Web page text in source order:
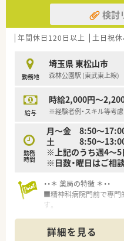
検討
年間休日120日以上 土日祝
勤務地
埼玉県 東松山市
森林公園駅 (東武東上線)
給与
時給2,000円～
※経験者例・スキル等考慮
勤務
時間
月～金 8:50～17:00
土 8:50～13:00（
※上記のうち週4～5
※日数・曜日はご相
・・＊ 薬局の特徴 ＊・・
■精神科病院門前で専門
す。
■人間関係良好★アット
詳細を見る